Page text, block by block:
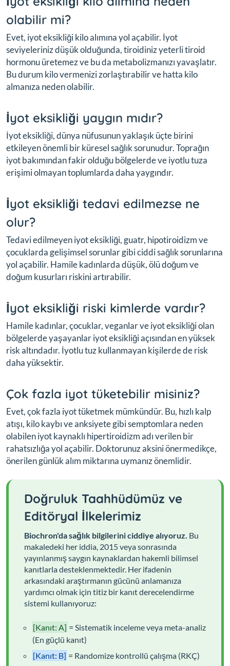
olabilir mi?
Evet, iyot eksikliği kilo alımına yol açabilir. İyot
seviyeleriniz düşük olduğunda, tiroidiniz yeterli tiroid
hormonu üretemez ve bu da metabolizmanızı yavaşlatır.
Bu durum kilo vermenizi zorlaştırabilir ve hatta kilo
almanıza neden olabilir.
İyot eksikliği yaygın mıdır?
İyot eksikliği, dünya nüfusunun yaklaşık üçte birini
etkileyen önemli bir küresel sağlık sorunudur. Toprağın
iyot bakımından fakir olduğu bölgelerde ve iyotlu tuza
erişimi olmayan toplumlarda daha yaygındır.
İyot eksikliği tedavi edilmezse ne
olur?
Tedavi edilmeyen iyot eksikliği, guatr, hipotiroidizm ve
çocuklarda gelişimsel sorunlar gibi ciddi sağlık sorunlarına
yol açabilir. Hamile kadınlarda düşük, ölü doğum ve
doğum kusurları riskini artırabilir.
İyot eksikliği riski kimlerde vardır?
Hamile kadınlar, çocuklar, veganlar ve iyot eksikliği olan
bölgelerde yaşayanlar iyot eksikliği açısından en yüksek
risk altındadır. İyotlu tuz kullanmayan kişilerde de risk
daha yüksektir.
Çok fazla iyot tüketebilir misiniz?
Evet, çok fazla iyot tüketmek mümkündür. Bu, hızlı kalp
atışı, kilo kaybı ve anksiyete gibi semptomlara neden
olabilen iyot kaynaklı hipertiroidizm adı verilen bir
rahatsızlığa yol açabilir. Doktorunuz aksini önermedikçe,
önerilen günlük alım miktarına uymanız önemlidir.
Doğruluk Taahhüdümüz ve
Editöryal İlkelerimiz
Biochron'da sağlık bilgilerini ciddiye alıyoruz. Bu
makaledeki her iddia, 2015 veya sonrasında
yayınlanmış saygın kaynaklardan hakemli bilimsel
kanıtlarla desteklenmektedir. Her ifadenin
arkasındaki araştırmanın gücünü anlamanıza
yardımcı olmak için titiz bir kanıt derecelendirme
sistemi kullanıyoruz:
[Kanıt: A] = Sistematik inceleme veya meta-analiz
(En güçlü kanıt)
[Kanıt: B] = Randomize kontrollü çalışma (RKÇ)